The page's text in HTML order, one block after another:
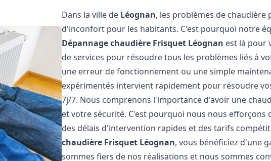
Dans la ville de Léognan, les problèmes de
d'inconfort pour les habitants. C'est pourquoi notre
Dépannage chaudière Frisquet Léognan est là pour
de services pour résoudre tous les problèmes liés à
une erreur de fonctionnement ou une simple
expérimentés intervient rapidement pour résoudre
7j/7. Nous comprenons l'importance d'avoir une
et votre sécurité. C'est pourquoi nous nous
des délais d'intervention rapides et des tarifs
chaudière Frisquet Léognan, vous bénéficiez d'une
sommes fiers de nos réalisations et nous sommes